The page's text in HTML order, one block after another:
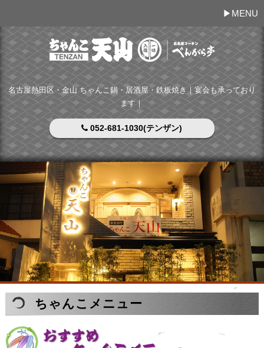
MENU
名古屋熱田区・金山 ちゃんこ鍋・居酒屋・鉄板焼き｜宴会も承っており
ます｜
052-681-1030(テンザン)
ちゃんこメニュー